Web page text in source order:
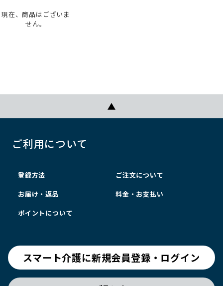
現在、商品はございま
せん。
ご利用について
登録方法 ご注文について
お届け・返品 料金・お支払い
ポイントについて
スマート介護に新規会員登録・ログイン